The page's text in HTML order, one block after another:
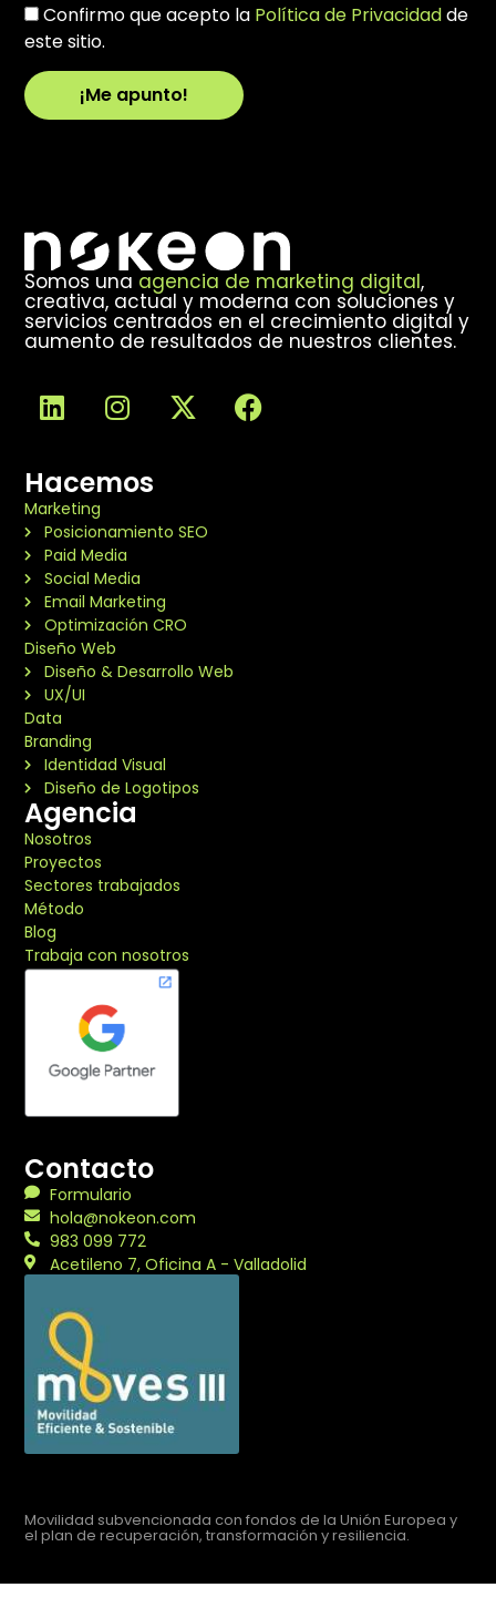
Confirmo que acepto la Política de Privacidadde
este sitio.
¡Me apunto!
Somos una agencia de marketing digital,
creativa, actual y moderna con soluciones y
servicios centrados en el crecimiento digital y
aumento de resultados de nuestros clientes.
Hacemos
Marketing
Posicionamiento SEO
Paid Media
Social Media
Email Marketing
Optimización CRO
Diseño Web
Diseño & Desarrollo Web
UX/UI
Data
Branding
Identidad Visual
Diseño de Logotipos
Agencia
Nosotros
Proyectos
Sectores trabajados
Método
Blog
Trabaja con nosotros
Contacto
Formulario
hola@nokeon.com
983 099 772
Acetileno 7, Oficina A - Valladolid
Movilidad subvencionada con fondos de la Unión Europea y
el plan de recuperación, transformación y resiliencia.